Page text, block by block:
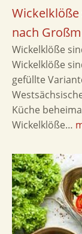
nach
Wickelklöße
Wickelklöße
gefüllte
Küche
Wickelklöße…